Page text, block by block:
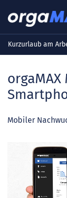
Kurzurlaub am
Mobiler